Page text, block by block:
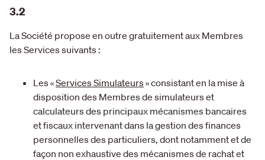
3.2
La Société propose en outre gratuitement aux Membres
les Services suivants :
Les «Services Simulateurs» consistant en la mise à
disposition des Membres de simulateurs et
calculateurs des principaux mécanismes bancaires
et fiscaux intervenant dans la gestion des finances
personnelles des particuliers, dont notamment et de
façon non exhaustive des mécanismes de rachat et